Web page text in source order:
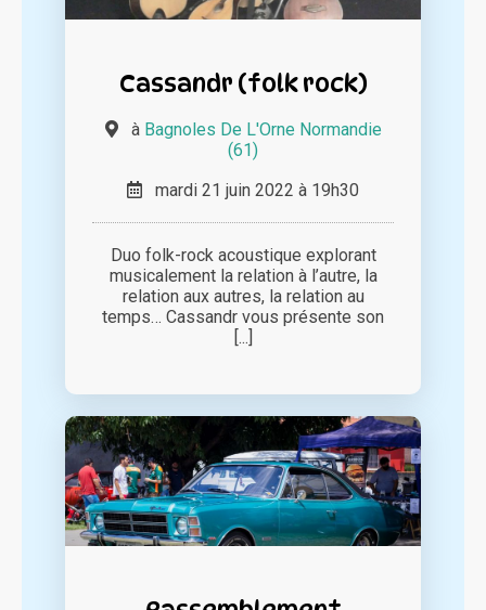
Cassandr (folk rock)
à Bagnoles De L'Orne Normandie
(61)
mardi 21 juin 2022 à 19h30
Duo folk-rock acoustique explorant
musicalement la relation à l’autre, la
relation aux autres, la relation au
temps… Cassandr vous présente son
[...]